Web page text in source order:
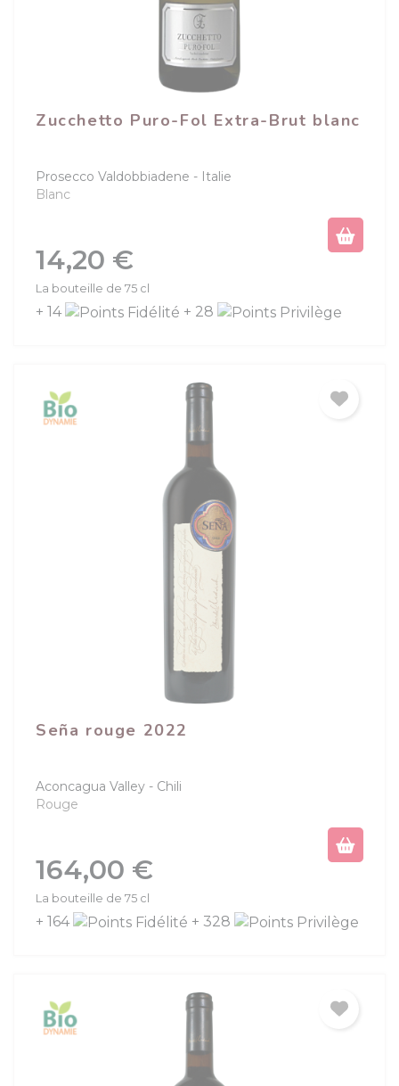
(1 avis)
Zucchetto Puro-Fol Extra-Brut blanc
Prosecco Valdobbiadene
Italie
Blanc
Prix
14,20 €
La bouteille de 75 cl
+ 14 + 28
Seña rouge 2022
Aconcagua Valley
Chili
Rouge
Prix
164,00 €
La bouteille de 75 cl
+ 164 + 328